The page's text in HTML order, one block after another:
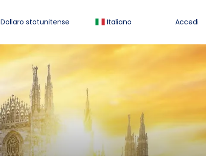
Dollaro statunitense Italiano Accedi